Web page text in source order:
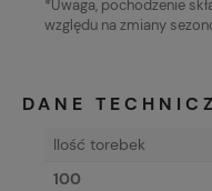
*Uwaga, pochodzenie
względu na zmiany
DANE
Ilość torebek
100